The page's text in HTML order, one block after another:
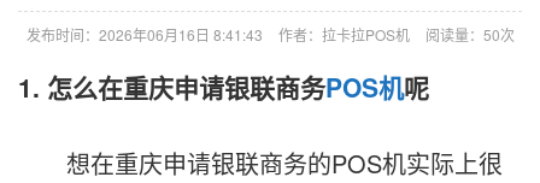
发布时间：2026年06月16日 8:41:43 作者：拉卡拉POS机 阅读量：50次
1. 怎么在重庆申请银联商务POS机呢
想在重庆申请银联商务的POS机实际上很